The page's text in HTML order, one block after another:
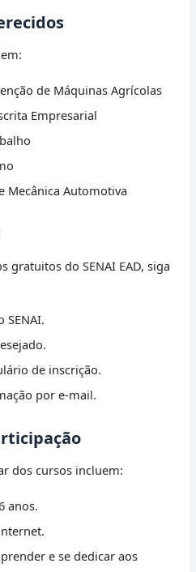
de Máquinas Agrícolas
Empresarial
Mecânica Automotiva
gratuitos do SENAI EAD, siga
SENAI.
de inscrição.
por e-mail.
dos cursos incluem:
anos.
e se dedicar aos